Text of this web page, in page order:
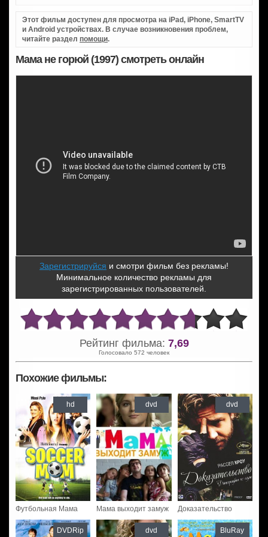
Этот фильм доступен для просмотра на iPad, iPhone, SmartTV
и Android устройствах. В случае возникновения проблем,
читайте раздел помощи.
Мама не горюй (1997) смотреть онлайн
Зарегистрируйся и смотри фильм без рекламы!
Минимальное количество рекламы для
зарегистрированных пользователей.
Рейтинг фильма: 7,69
Голосовало 572 человек
Похожие фильмы:
Футбольная Мама
hd
Мама выходит замуж
dvd
Доказательство
dvd
DVDRip dvd BluRay